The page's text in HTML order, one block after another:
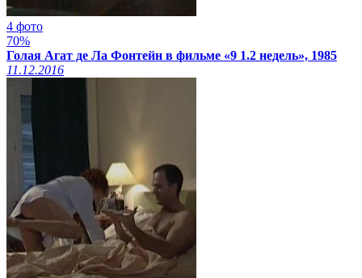
4 фото
70%
Голая Агат де Ла Фонтейн в фильме «9 1.2 недель», 1985
11.12.2016